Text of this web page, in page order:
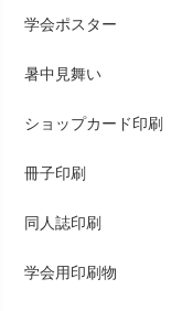
学会ポスター
暑中見舞い
ショップカード印刷
冊子印刷
同人誌印刷
学会用印刷物